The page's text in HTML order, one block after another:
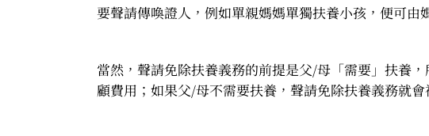
要聲請傳喚證人，例如單親媽媽單獨扶養小孩，便可由
當然，聲請免除扶養義務的前提是父/母「需要」扶養
顧費用；如果父/母不需要扶養，聲請免除扶養義務就